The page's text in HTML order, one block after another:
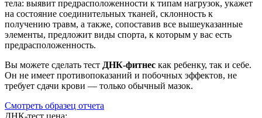
тела: выявит предрасположенности к типам нагрузок, укажет
на состояние соединительных тканей, склонность к
получению травм, а также, сопоставив все вышеуказанные
элементы, предложит виды спорта, к которым у вас есть
предрасположенность.
Вы можете сделать тест ДНК-фитнес как ребенку, так и себе.
Он не имеет противопоказаний и побочных эффектов, не
требует сдачи крови — только обычный мазок.
Смотреть образец отчета
ДНК-тест цена: